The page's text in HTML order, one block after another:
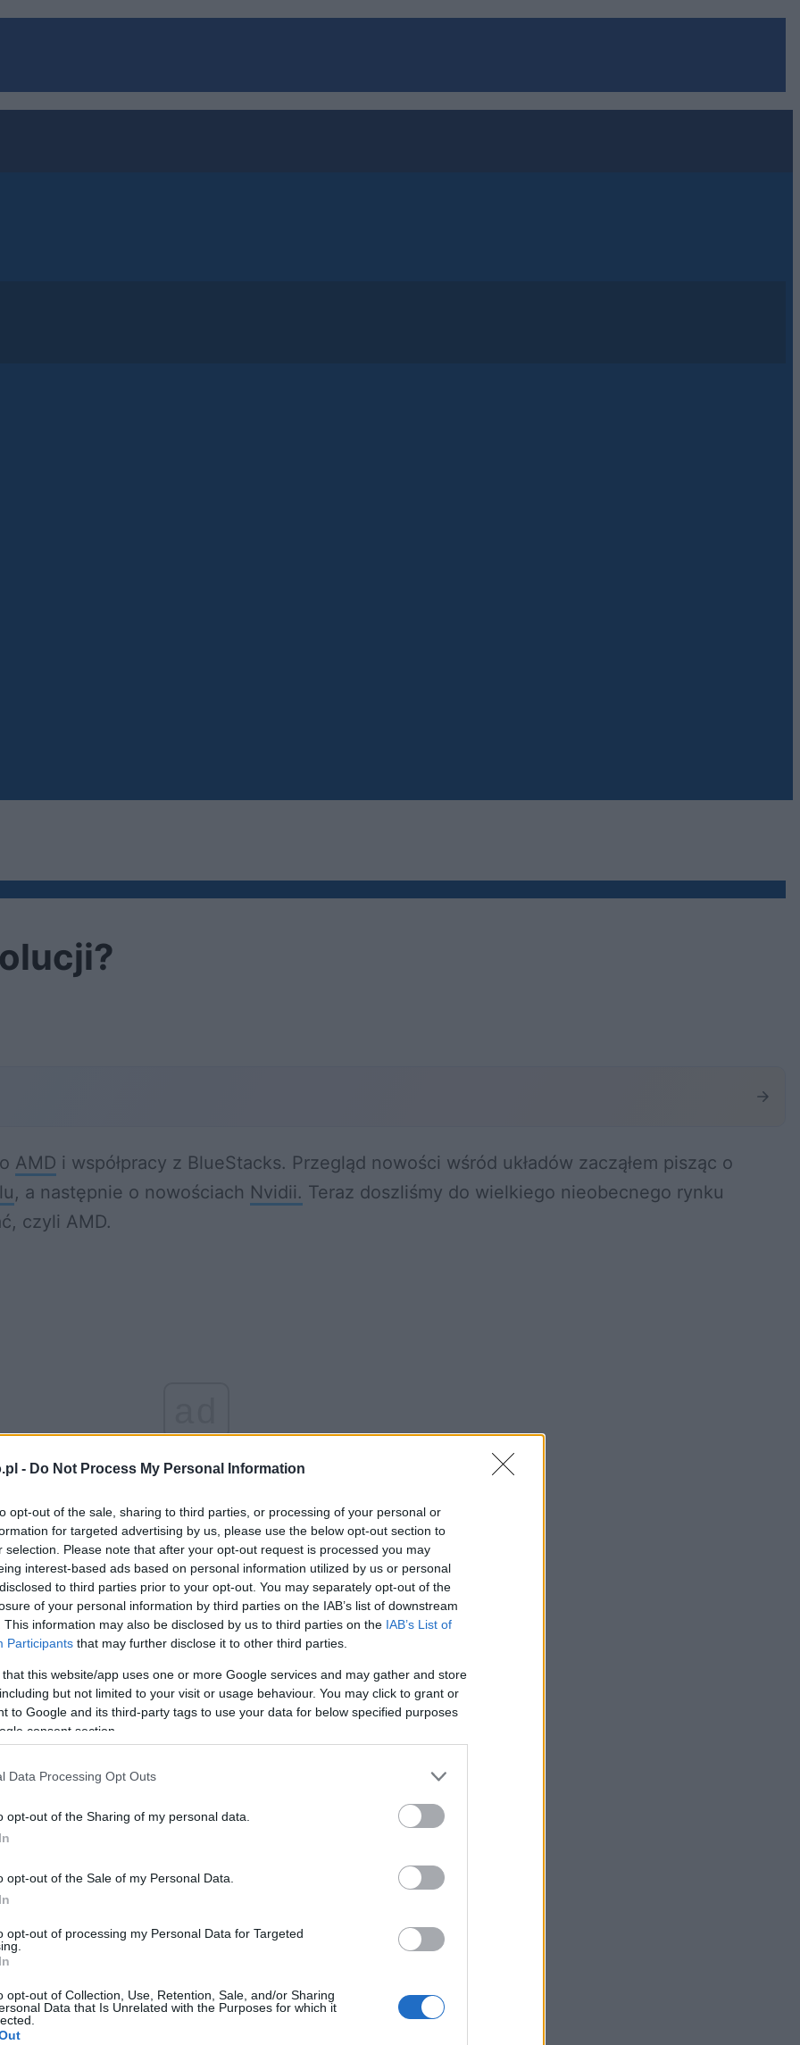
- Do Not Process My Personal Information
opt-out of the sale, sharing to third parties, or processing of your personal or
for targeted advertising by us, please use the below opt-out section to
selection. Please note that after your opt-out request is processed you may
interest-based ads based on personal information utilized by us or personal
to third parties prior to your opt-out. You may separately opt-out of the
of your personal information by third parties on the IAB’s list of downstream
This information may also be disclosed by us to third parties on the IAB’s List of
Participants that may further disclose it to other third parties.
that this website/app uses one or more Google services and may gather and store
but not limited to your visit or usage behaviour. You may click to grant or
to Google and its third-party tags to use your data for below specified purposes
consent section.
Data Processing Opt Outs
opt-out of the Sharing of my personal data.
opt-out of the Sale of my Personal Data.
opt-out of processing my Personal Data for Targeted
opt-out of Collection, Use, Retention, Sale, and/or Sharing
Data that Is Unrelated with the Purposes for which it
AMD i współpracy z BlueStacks. Przegląd nowości wśród układów zacząłem pisząc o
, a następnie o nowościach Nvidii. Teraz doszliśmy do wielkiego nieobecnego rynku
czyli AMD.